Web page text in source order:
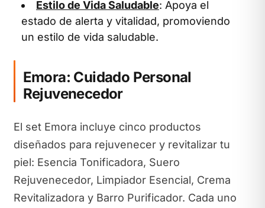
Estilo de Vida Saludable: Apoya el
estado de alerta y vitalidad, promoviendo
un estilo de vida saludable.
Emora: Cuidado Personal
Rejuvenecedor
El set Emora incluye cinco productos
diseñados para rejuvenecer y revitalizar tu
piel: Esencia Tonificadora, Suero
Rejuvenecedor, Limpiador Esencial, Crema
Revitalizadora y Barro Purificador. Cada uno